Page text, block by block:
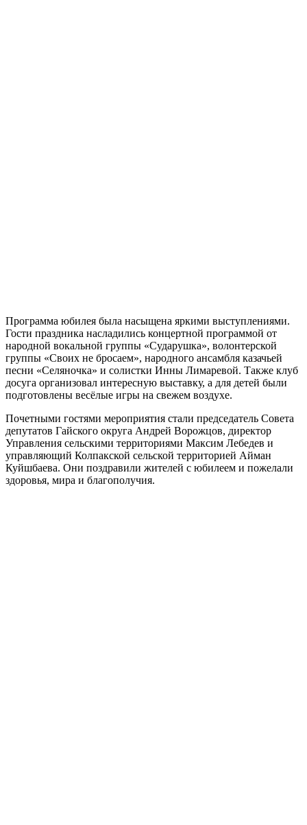
Программа юбилея была насыщена яркими выступлениями.
Гости праздника насладились концертной программой от
народной вокальной группы «Сударушка», волонтерской
группы «Своих не бросаем», народного ансамбля казачьей
песни «Селяночка» и солистки Инны Лимаревой. Также клуб
досуга организовал интересную выставку, а для детей были
подготовлены весёлые игры на свежем воздухе.
Почетными гостями мероприятия стали председатель Совета
депутатов Гайского округа Андрей Ворожцов, директор
Управления сельскими территориями Максим Лебедев и
управляющий Колпакской сельской территорией Айман
Куйшбаева. Они поздравили жителей с юбилеем и пожелали
здоровья, мира и благополучия.